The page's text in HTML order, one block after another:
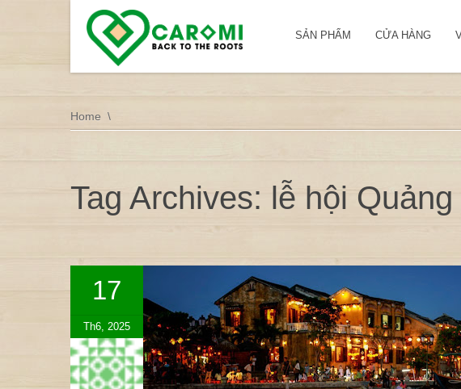
SẢN PHẨM CỬA HÀNG
Home
Tag Archives: lễ hội Quảng
17
Th6, 2025